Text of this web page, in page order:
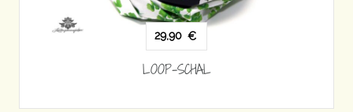
29,90 €
LOOP-SCHAL